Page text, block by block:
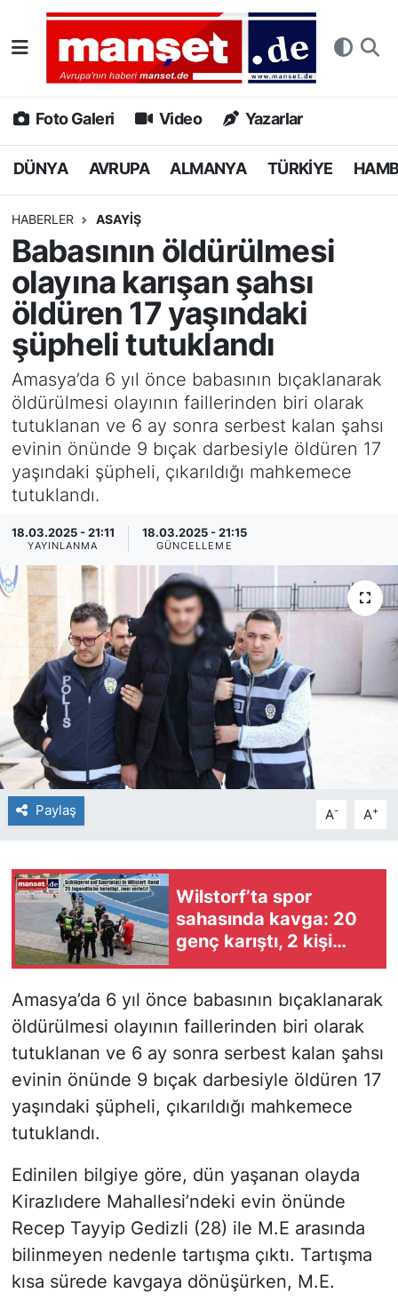
Foto Galeri Video Yazarlar
DÜNYA AVRUPA ALMANYA TÜRKİYE
HABERLER ASAYİŞ
Babasının öldürülmesi
olayına karışan şahsı
öldüren 17 yaşındaki
şüpheli tutuklandı
Amasya’da 6 yıl önce babasının bıçaklanarak
öldürülmesi olayının faillerinden biri olarak
tutuklanan ve 6 ay sonra serbest kalan şahsı
evinin önünde 9 bıçak darbesiyle öldüren 17
yaşındaki şüpheli, çıkarıldığı mahkemece
tutuklandı.
18.03.2025 - 21:11
YAYINLANMA
18.03.2025 - 21:15
GÜNCELLEME
Paylaş A- A+
Wilstorf’ta spor
sahasında kavga: 20
genç karıştı, 2 kişi
yaralandı
Amasya’da 6 yıl önce babasının bıçaklanarak
öldürülmesi olayının faillerinden biri olarak
tutuklanan ve 6 ay sonra serbest kalan şahsı
evinin önünde 9 bıçak darbesiyle öldüren 17
yaşındaki şüpheli, çıkarıldığı mahkemece
tutuklandı.
Edinilen bilgiye göre, dün yaşanan olayda
Kirazlıdere Mahallesi’ndeki evin önünde
Recep Tayyip Gedizli (28) ile M.E arasında
bilinmeyen nedenle tartışma çıktı. Tartışma
kısa sürede kavgaya dönüşürken, M.E.
DÜNYA
AVRUPA
ALMANYA
HAMBURG
SPOR
DEUTSCH
EKONOMİ
SİYASET
SAĞLIK
Nöbetçi Eczaneler
Hava Durumu
Namaz Vakitleri
Puan Durumu ve Fikstür
Tüm Manşetler
Son Dakika Haberleri
Haber Arşivi